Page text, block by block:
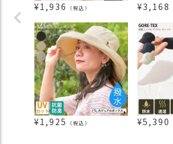
¥1,936 （税込） ¥3,168
¥1,925 （税込） ¥5,390